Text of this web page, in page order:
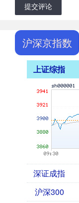
提交评论
沪深京指数
上证综指
深证成指
沪深300